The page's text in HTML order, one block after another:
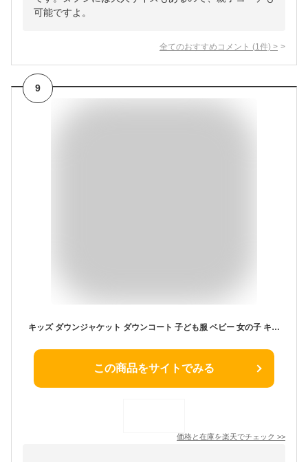
可能ですよ。
全てのおすすめコメント (1 件) >
9
キッズ ダウンジャケット ダウンコート 子ども服 ベビー 女の子 キッズコート ファッション アウター 秋冬 厚手 あったか キルティングコート 子供服 フード付き 防寒 防風 厚手 あったか 女児 お出かけ 通学通園 可愛い おしゃれ ジュニア 120 130 140 150 160cm
この商品をサイトでみる
価格と在庫を楽天でチェック >>